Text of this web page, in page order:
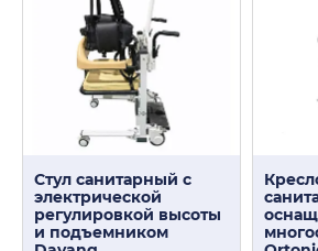
Стул санитарный с
электрической
регулировкой высоты
и подъемником